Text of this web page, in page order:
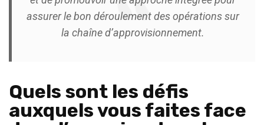
assurer le bon déroulement des opérations sur
la chaîne d’approvisionnement.
Quels sont les défis
auxquels vous faites face